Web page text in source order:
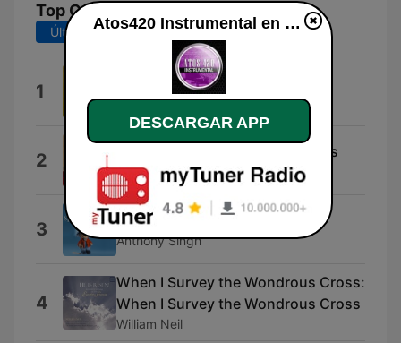
Top Canciones
Últimos 7 días Últimos 30 días
1 Just Over in Gloryland
The Inspirations
2 Leaning on the Everlasting Arms
CML Artists
3 Amazing Grace
Anthony Singh
4
When I Survey the Wondrous Cross:
When I Survey the Wondrous Cross
William Neil
Atos420 Instrumental en vivo
DESCARGAR APP